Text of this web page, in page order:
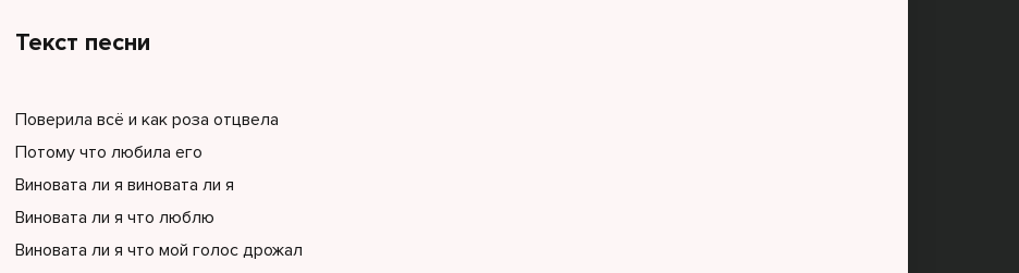
Текст песни
Поверила всё и как роза отцвела
Потому что любила его
Виновата ли я виновата ли я
Виновата ли я что люблю
Виновата ли я что мой голос дрожал